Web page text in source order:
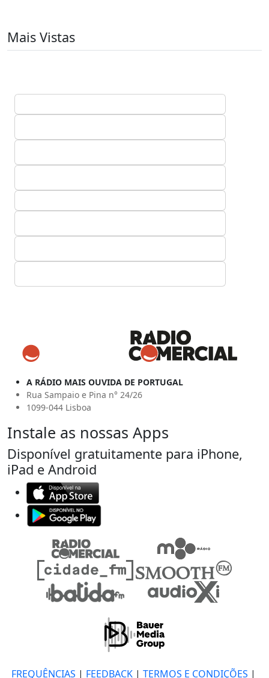
Mais Vistas
A RÁDIO MAIS OUVIDA DE PORTUGAL
Rua Sampaio e Pina n° 24/26
1099-044 Lisboa
Instale as nossas Apps
Disponível gratuitamente para iPhone,
iPad e Android
FREQUÊNCIAS | FEEDBACK| TERMOS E CONDIÇÕES |